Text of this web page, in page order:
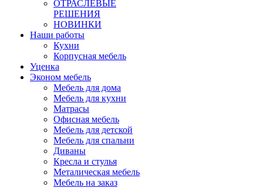
ОТРАСЛЕВЫЕ
РЕШЕНИЯ
НОВИНКИ
Наши работы
Кухни
Корпусная мебель
Уценка
Эконом мебель
Мебель для дома
Мебель для кухни
Матрасы
Офисная мебель
Мебель для детской
Мебель для спальни
Диваны
Кресла и стулья
Металическая мебель
Мебель на заказ